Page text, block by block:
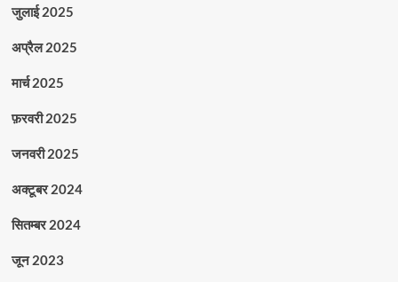
जुलाई 2025
अप्रैल 2025
मार्च 2025
फ़रवरी 2025
जनवरी 2025
अक्टूबर 2024
सितम्बर 2024
जून 2023